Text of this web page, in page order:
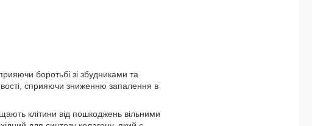
боротьбі зі збудниками та
сприяючи зниженню запалення в
клітини від пошкоджень вільними